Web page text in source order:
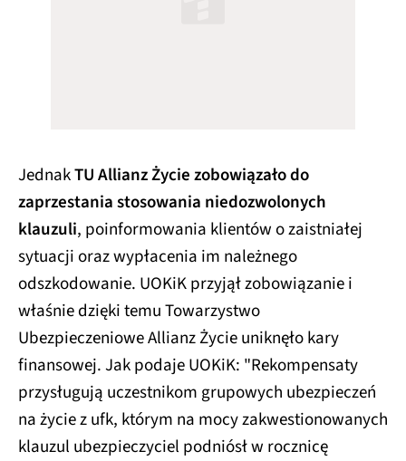
JednakTU Allianz Życie zobowiązało do
zaprzestania stosowania niedozwolonych
klauzuli, poinformowania klientów o zaistniałej
sytuacji oraz wypłacenia im należnego
odszkodowanie. UOKiK przyjął zobowiązanie i
właśnie dzięki temu Towarzystwo
Ubezpieczeniowe Allianz Życie uniknęło kary
finansowej. Jak podaje UOKiK: "Rekompensaty
przysługują uczestnikom grupowych ubezpieczeń
na życie z ufk, którym na mocy zakwestionowanych
klauzul ubezpieczyciel podniósł w rocznicę